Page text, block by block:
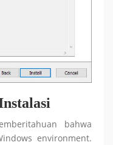
bahwa
environment.